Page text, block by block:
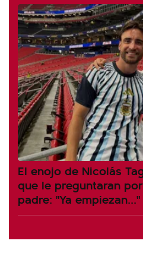
El enojo de Nicolás
que le preguntaran
padre: "Ya empiezan..."